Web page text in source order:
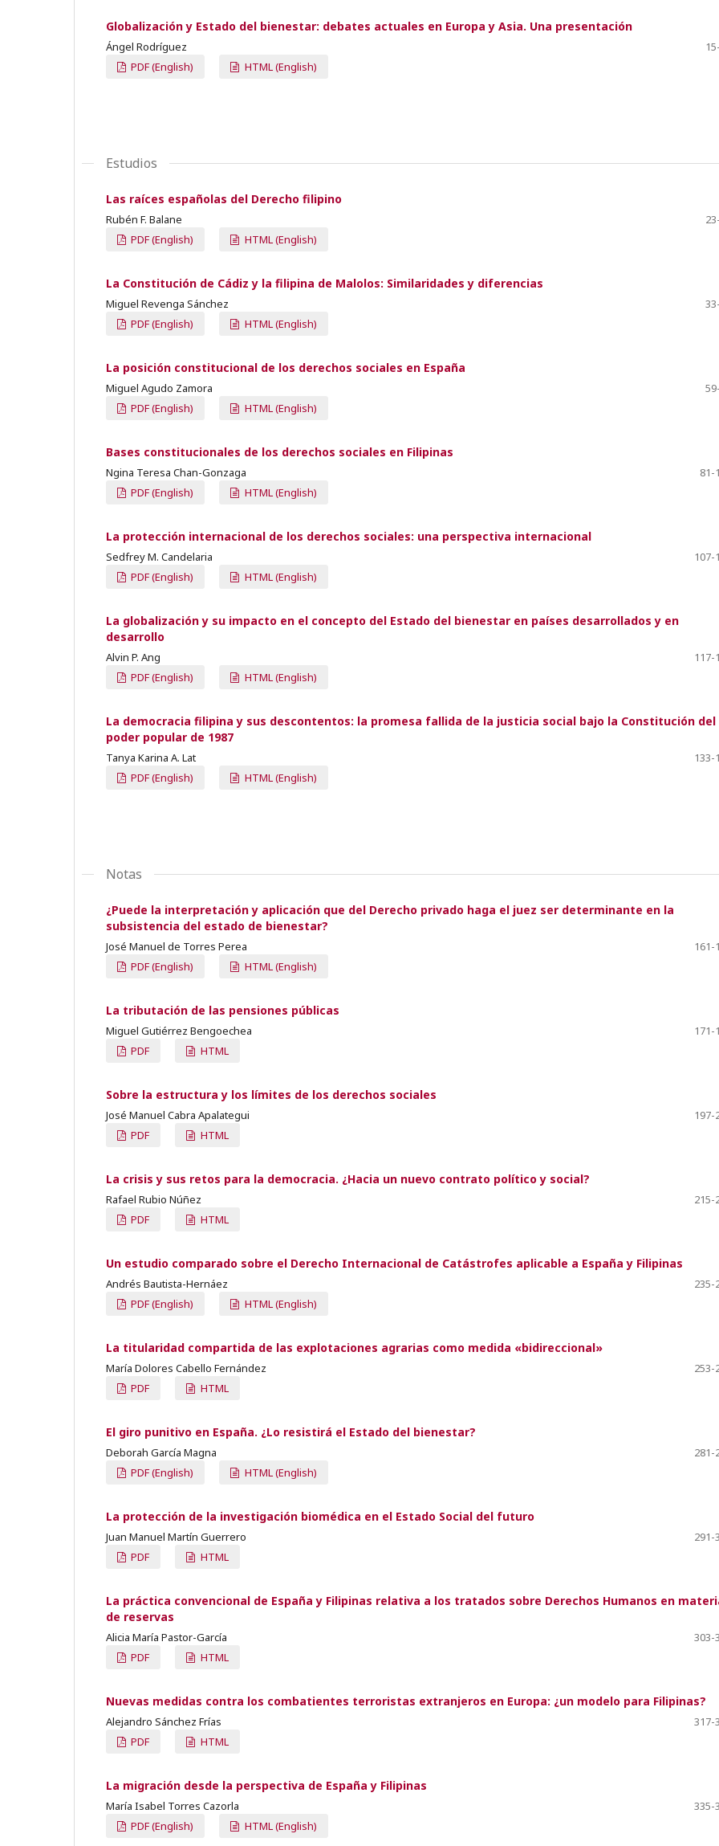
Globalización y Estado del bienestar: debates actuales en Europa y Asia. Una presentación
Ángel Rodríguez
PDF (English)
HTML (English)
Estudios
Las raíces españolas del Derecho filipino
Rubén F. Balane
PDF (English)
HTML (English)
La Constitución de Cádiz y la filipina de Malolos: Similaridades y diferencias
Miguel Revenga Sánchez
PDF (English)
HTML (English)
La posición constitucional de los derechos sociales en España
Miguel Agudo Zamora
PDF (English)
HTML (English)
Bases constitucionales de los derechos sociales en Filipinas
Ngina Teresa Chan-Gonzaga
81-
PDF (English)
HTML (English)
La protección internacional de los derechos sociales: una perspectiva internacional
Sedfrey M. Candelaria
107-
PDF (English)
HTML (English)
La globalización y su impacto en el concepto del Estado del bienestar en países desarrollados y en
desarrollo
Alvin P. Ang
117-
PDF (English)
HTML (English)
La democracia filipina y sus descontentos: la promesa fallida de la justicia social bajo la Constitución del
poder popular de 1987
Tanya Karina A. Lat
133-
PDF (English)
HTML (English)
Notas
¿Puede la interpretación y aplicación que del Derecho privado haga el juez ser determinante en la
subsistencia del estado de bienestar?
José Manuel de Torres Perea
161-
PDF (English)
HTML (English)
La tributación de las pensiones públicas
Miguel Gutiérrez Bengoechea
171-
PDF
HTML
Sobre la estructura y los límites de los derechos sociales
José Manuel Cabra Apalategui
197-
PDF
HTML
La crisis y sus retos para la democracia. ¿Hacia un nuevo contrato político y social?
Rafael Rubio Núñez
215-
PDF
HTML
Un estudio comparado sobre el Derecho Internacional de Catástrofes aplicable a España y Filipinas
Andrés Bautista-Hernáez
235-
PDF (English)
HTML (English)
La titularidad compartida de las explotaciones agrarias como medida «bidireccional»
María Dolores Cabello Fernández
253-
PDF
HTML
El giro punitivo en España. ¿Lo resistirá el Estado del bienestar?
Deborah García Magna
281-
PDF (English)
HTML (English)
La protección de la investigación biomédica en el Estado Social del futuro
Juan Manuel Martín Guerrero
291-
PDF
HTML
La práctica convencional de España y Filipinas relativa a los tratados sobre Derechos Humanos en
de reservas
Alicia María Pastor-García
303-
PDF
HTML
Nuevas medidas contra los combatientes terroristas extranjeros en Europa: ¿un modelo para Filipinas?
Alejandro Sánchez Frías
317-
PDF
HTML
La migración desde la perspectiva de España y Filipinas
María Isabel Torres Cazorla
335-
PDF (English)
HTML (English)